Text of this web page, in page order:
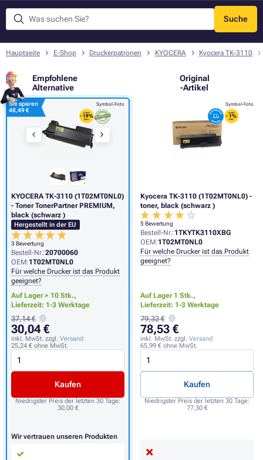
Suche
Menü
Hauptseite E-Shop Druckerpatronen KYOCERA Kyocera TK-3110
Empfohlene
Alternative
Original
-Artikel
Symbol-Foto
FLASH
- 1%
SALE
Kyocera TK-3110 (1T02MT0NL0) -
toner, black (schwarz )
5 Bewertung
Bestell-Nr.:1TKYTK3110XBG
OEM:1T02MT0NL0
Für welche Drucker ist das Produkt
geeignet?
Auf Lager 1 Stk.,
Lieferzeit: 1-3 Werktage
79,32 €
78,53 €
inkl. MwSt. zzgl. Versand
65,99 € ohne MwSt.
Kaufen
Niedrigster Preis der letzten 30 Tage:
77,30 €
Symbol-Foto
FLASH
- 19%
SALE
Sie sparen
48,49 €
KYOCERA TK-3110 (1T02MT0NL0)
- Toner TonerPartner PREMIUM,
black (schwarz )
Hergestellt in der EU
3 Bewertung
Bestell-Nr.:20700060
OEM:1T02MT0NL0
Für welche Drucker ist das Produkt
geeignet?
Auf Lager > 10 Stk.,
Lieferzeit: 1-3 Werktage
37,14 €
30,04 €
inkl. MwSt. zzgl. Versand
25,24 € ohne MwSt.
Kaufen
Niedrigster Preis der letzten 30 Tage:
30,00 €
Wir vertrauen unseren Produkten